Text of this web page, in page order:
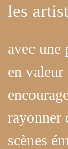
les
avec une
en valeur
rayonner
scènes